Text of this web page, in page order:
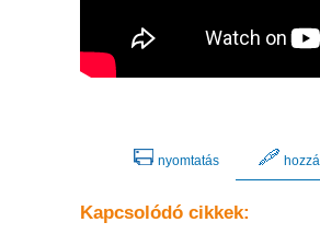
nyomtatás
Kapcsolódó cikkek: